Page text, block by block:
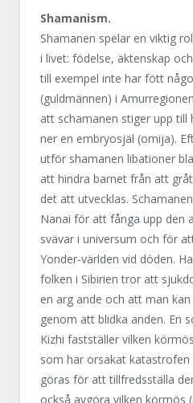
Shamanism.
Shamanen spelar en viktig
i livet: födelse, äktenskap
till exempel inte har fött
(guldmännen) i
att schamanen stiger upp till
ner en embryosjäl (omija).
utför shamanen libationer
att hindra barnet från att
det att utvecklas.
Nanai för att fånga upp den
svävar i universum och för
Yonder-världen vid döden.
folken i Sibirien tror att
en arg ande och att man
genom att blidka anden. En
Kizhi fastställer vilken
som har orsakat
göras för att tillfredsställa
också avgöra vilken körmös